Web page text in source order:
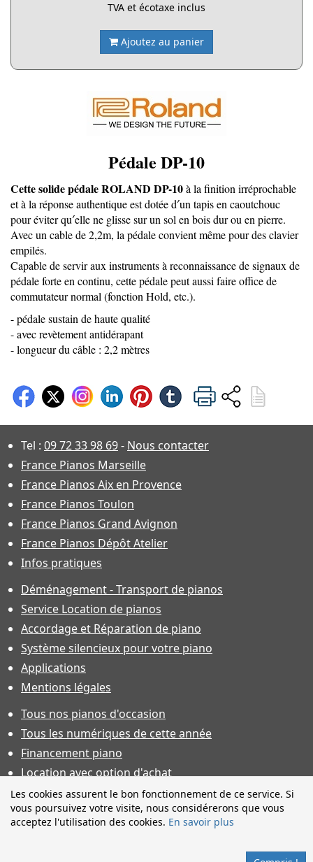
Les cookies assurent le bon fonctionnement de ce service. Si
vous poursuivez votre visite, nous considérerons que vous
acceptez l'utilisation des cookies. En savoir plus
TVA et écotaxe inclus
Ajoutez au panier
Pédale DP-10
Cette solide pédale ROLAND DP-10à la finition irréprochable
et à la réponse authentique est dotée d′un tapis en caoutchouc
pour éviter qu′elle ne glisse sur un sol en bois dur ou en pierre.
Avec un cable de 2,2m, la pédale convient même pour des clavier
empilés.
Capable de servir aux instruments à reconnaissance de signaux de
pédale forte en continu, cette pédale peut aussi faire office de
commutateur normal (fonction Hold, etc.).
- pédale sustain de haute qualité
- avec revètement antidérapant
- longueur du câble : 2,2 mètres
Tel : 09 72 33 98 69- Nous contacter
France Pianos Marseille
France Pianos Aix en Provence
France Pianos Toulon
France Pianos Grand Avignon
France Pianos Dépôt Atelier
Infos pratiques
Déménagement - Transport de pianos
Service Location de pianos
Accordage et Réparation de piano
Système silencieux pour votre piano
Applications
Mentions légales
Tous nos pianos d'occasion
Tous les numériques de cette année
Financement piano
Location avec option d'achat
Conditions générales de vente
Offres d'emploi & contrat d'apprentissage
toutes réserves et sauf erreur. Financement sous réserve